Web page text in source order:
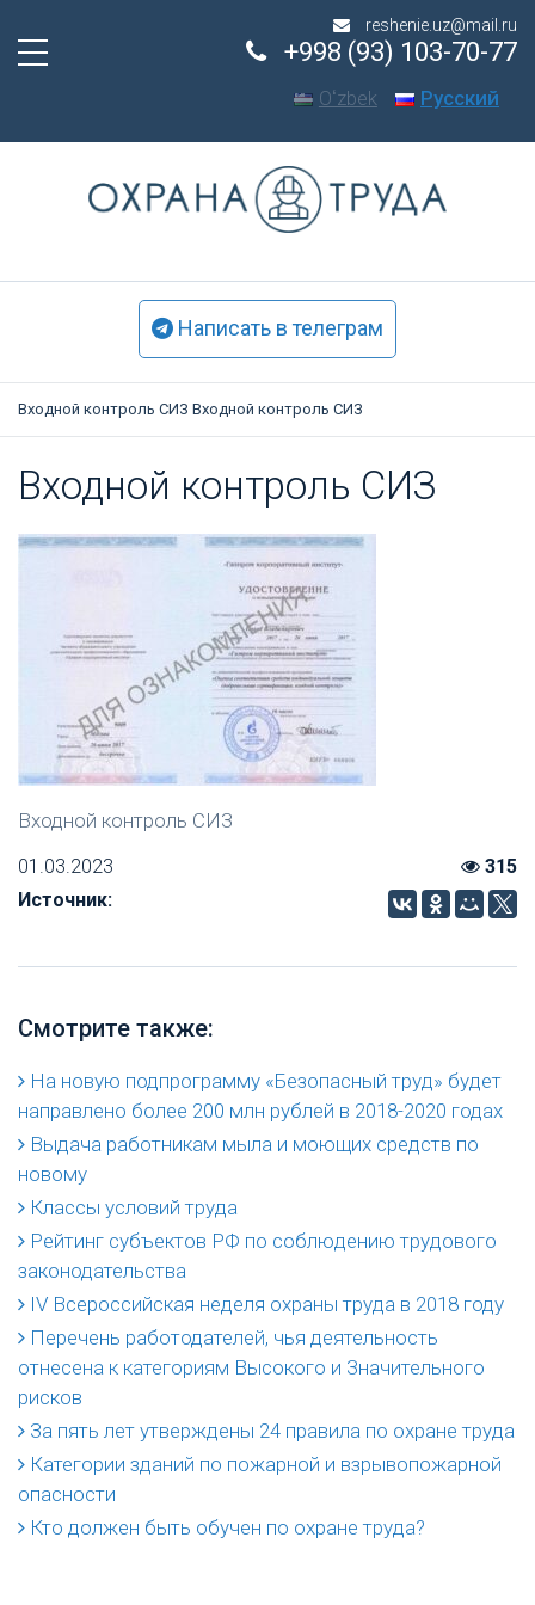
reshenie.uz@mail.ru
Oʻzbek Русский
+998 (93) 103-70-77
Написать в телеграм
Входной контроль СИЗ Входной контроль СИЗ
Вход­ной кон­троль СИЗ
Входной контроль СИЗ
01.03.2023
Источник:
315
Смотрите также:
На новую подпрограмму «Безопасный труд» будет
направлено более 200 млн рублей в 2018-2020 годах
Выдача работникам мыла и моющих средств по
новому
Классы условий труда
Рейтинг субъектов РФ по соблюдению трудового
законодательства
IV Всероссийская неделя охраны труда в 2018 году
Перечень работодателей, чья деятельность
отнесена к категориям Высокого и Значительного
рисков
За пять лет утверждены 24 правила по охране труда
Категории зданий по пожарной и взрывопожарной
опасности
Кто должен быть обучен по охране труда?